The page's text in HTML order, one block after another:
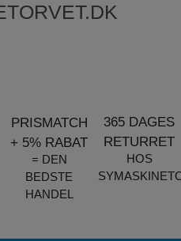
PRISMATCH
+ 5% RABAT
= DEN
BEDSTE
HANDEL
365 DAGES
RETURRET
HOS